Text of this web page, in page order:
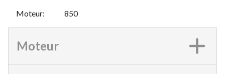
Moteur: 850
Moteur